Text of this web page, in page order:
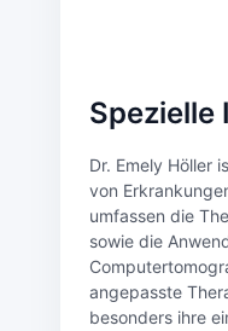
Spezielle
Dr. Emely Höller
von
umfassen die
sowie die
angepasste
besonders ihre